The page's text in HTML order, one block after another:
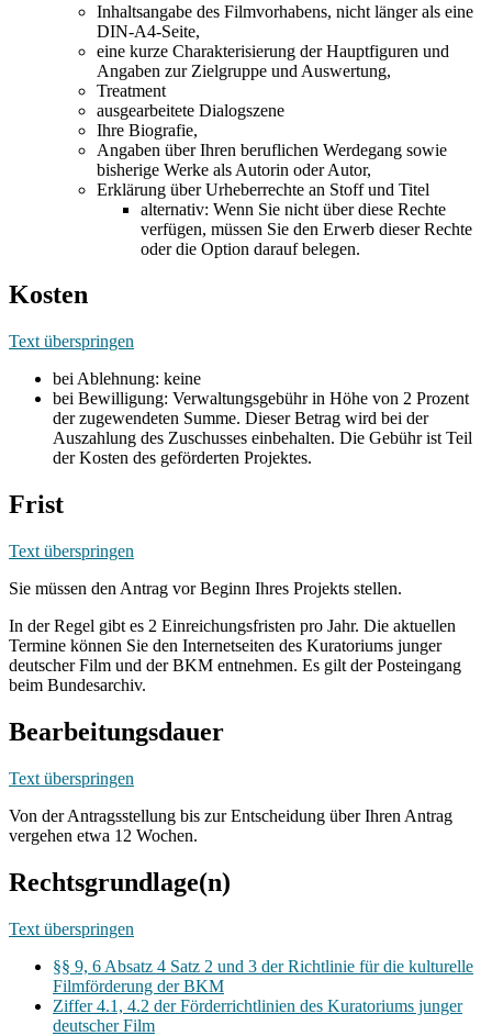
Inhaltsangabe des Filmvorhabens, nicht länger als eine
DIN-A4-Seite,
eine kurze Charakterisierung der Hauptfiguren und
Angaben zur Zielgruppe und Auswertung,
Treatment
ausgearbeitete Dialogszene
Ihre Biografie,
Angaben über Ihren beruflichen Werdegang sowie
bisherige Werke als Autorin oder Autor,
Erklärung über Urheberrechte an Stoff und Titel
alternativ: Wenn Sie nicht über diese Rechte
verfügen, müssen Sie den Erwerb dieser Rechte
oder die Option darauf belegen.
Kosten
Text überspringen
bei Ablehnung: keine
bei Bewilligung: Verwaltungsgebühr in Höhe von 2 Prozent
der zugewendeten Summe. Dieser Betrag wird bei der
Auszahlung des Zuschusses einbehalten. Die Gebühr ist Teil
der Kosten des geförderten Projektes.
Frist
Text überspringen
Sie müssen den Antrag vor Beginn Ihres Projekts stellen.
In der Regel gibt es 2 Einreichungsfristen pro Jahr. Die aktuellen
Termine können Sie den Internetseiten des Kuratoriums junger
deutscher Film und der BKM entnehmen. Es gilt der Posteingang
beim Bundesarchiv.
Bearbeitungsdauer
Text überspringen
Von der Antragsstellung bis zur Entscheidung über Ihren Antrag
vergehen etwa 12 Wochen.
Rechtsgrundlage(n)
Text überspringen
§§ 9, 6 Absatz 4 Satz 2 und 3 der Richtlinie für die kulturelle
Filmförderung der BKM
Ziffer 4.1, 4.2 der Förderrichtlinien des Kuratoriums junger
deutscher Film